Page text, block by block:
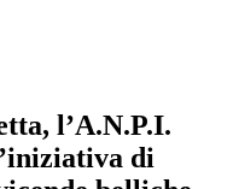
l’A.N.P.I.
di